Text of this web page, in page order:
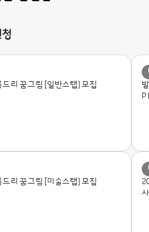
드리 꿈그림 [일반스탭] 모집
드리 꿈그림 [미술스탭] 모집